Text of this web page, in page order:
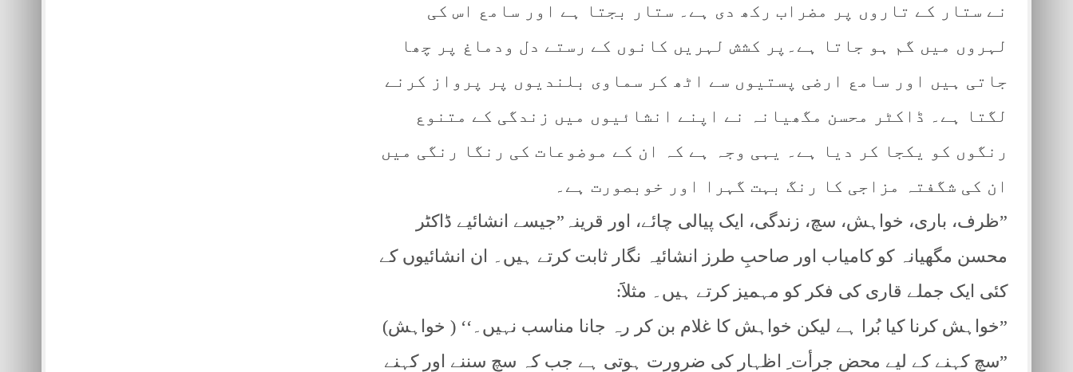
نے ستار کے تاروں پر مضراب رکھ دی ہے۔ ستار بجتا ہے اور سامع اس کی
لہروں میں گم ہو جاتا ہے۔پر کشش لہریں کانوں کے رستے دل ودماغ پر چھا
جاتی ہیں اور سامع ارضی پستیوں سے اٹھ کر سماوی بلندیوں پر پرواز کرنے
لگتا ہے۔ ڈاکٹر محسن مگھیانہ نے اپنے انشائیوں میں زندگی کے متنوع
رنگوں کو یکجا کر دیا ہے۔ یہی وجہ ہے کہ ان کے موضوعات کی رنگا رنگی میں
ان کی شگفتہ مزاجی کا رنگ بہت گہرا اور خوبصورت ہے۔
”ظرف، باری، خواہش، سچ، زندگی، ایک پیالی چائے، اور قرینہ”جیسے انشائیے ڈاکٹر
محسن مگھیانہ کو کامیاب اور صاحبِ طرز انشائیہ نگار ثابت کرتے ہیں۔ ان انشائیوں کے
کئی ایک جملے قاری کی فکر کو مہمیز کرتے ہیں۔ مثلاََ:
”خواہش کرنا کیا بُرا ہے لیکن خواہش کا غلام بن کر رہ جانا مناسب نہیں۔‘‘ ( خواہش)
”سچ کہنے کے لیے محض جرأت ِ اظہار کی ضرورت ہوتی ہے جب کہ سچ سننے اور کہنے